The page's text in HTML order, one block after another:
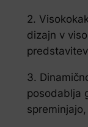
2.
dizajn v
predstavitev
3.
posodablja